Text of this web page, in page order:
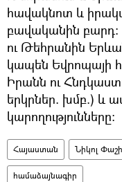
հավակնոտ և
բավականին բարդ։
ու Թեհրանին
կապեն Եվրոպայի
Իրանն ու
երկրներ. խմբ.) և
կարողությունները։
Հայաստան Նիկոլ
համաձայնագիր